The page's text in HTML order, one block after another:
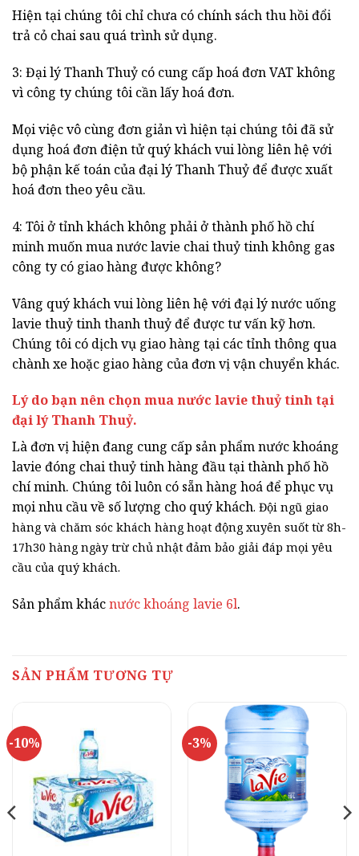
Hiện tại chúng tôi chỉ chưa có chính sách thu hồi đổi
trả cỏ chai sau quá trình sử dụng.
3: Đại lý Thanh Thuỷ có cung cấp hoá đơn VAT không
vì công ty chúng tôi cần lấy hoá đơn.
Mọi việc vô cùng đơn giản vì hiện tại chúng tôi đã sử
dụng hoá đơn điện tử quý khách vui lòng liên hệ với
bộ phận kế toán của đại lý Thanh Thuỷ để được xuất
hoá đơn theo yêu cầu.
4: Tôi ở tỉnh khách không phải ở thành phố hồ chí
minh muốn mua nước lavie chai thuỷ tinh không gas
công ty có giao hàng được không?
Vâng quý khách vui lòng liên hệ với đại lý nước uống
lavie thuỷ tinh thanh thuỷ để được tư vấn kỹ hơn.
Chúng tôi có dịch vụ giao hàng tại các tỉnh thông qua
chành xe hoặc giao hàng của đơn vị vận chuyển khác.
Lý do bạn nên chọn mua nước lavie thuỷ tinh tại
đại lý Thanh Thuỷ.
Là đơn vị hiện đang cung cấp sản phẩm nước khoáng
lavie đóng chai thuỷ tinh hàng đầu tại thành phố hồ
chí minh. Chúng tôi luôn có sẵn hàng hoá để phục vụ
mọi nhu cầu về số lượng cho quý khách. Đội ngũ giao
hàng và chăm sóc khách hàng hoạt động xuyên suốt từ 8h-
17h30 hàng ngày trừ chủ nhật đảm bảo giải đáp mọi yêu
cầu của quý khách.
Sản phẩm khácnước khoáng lavie 6l.
SẢN PHẨM TƯƠNG TỰ
-10% -3%